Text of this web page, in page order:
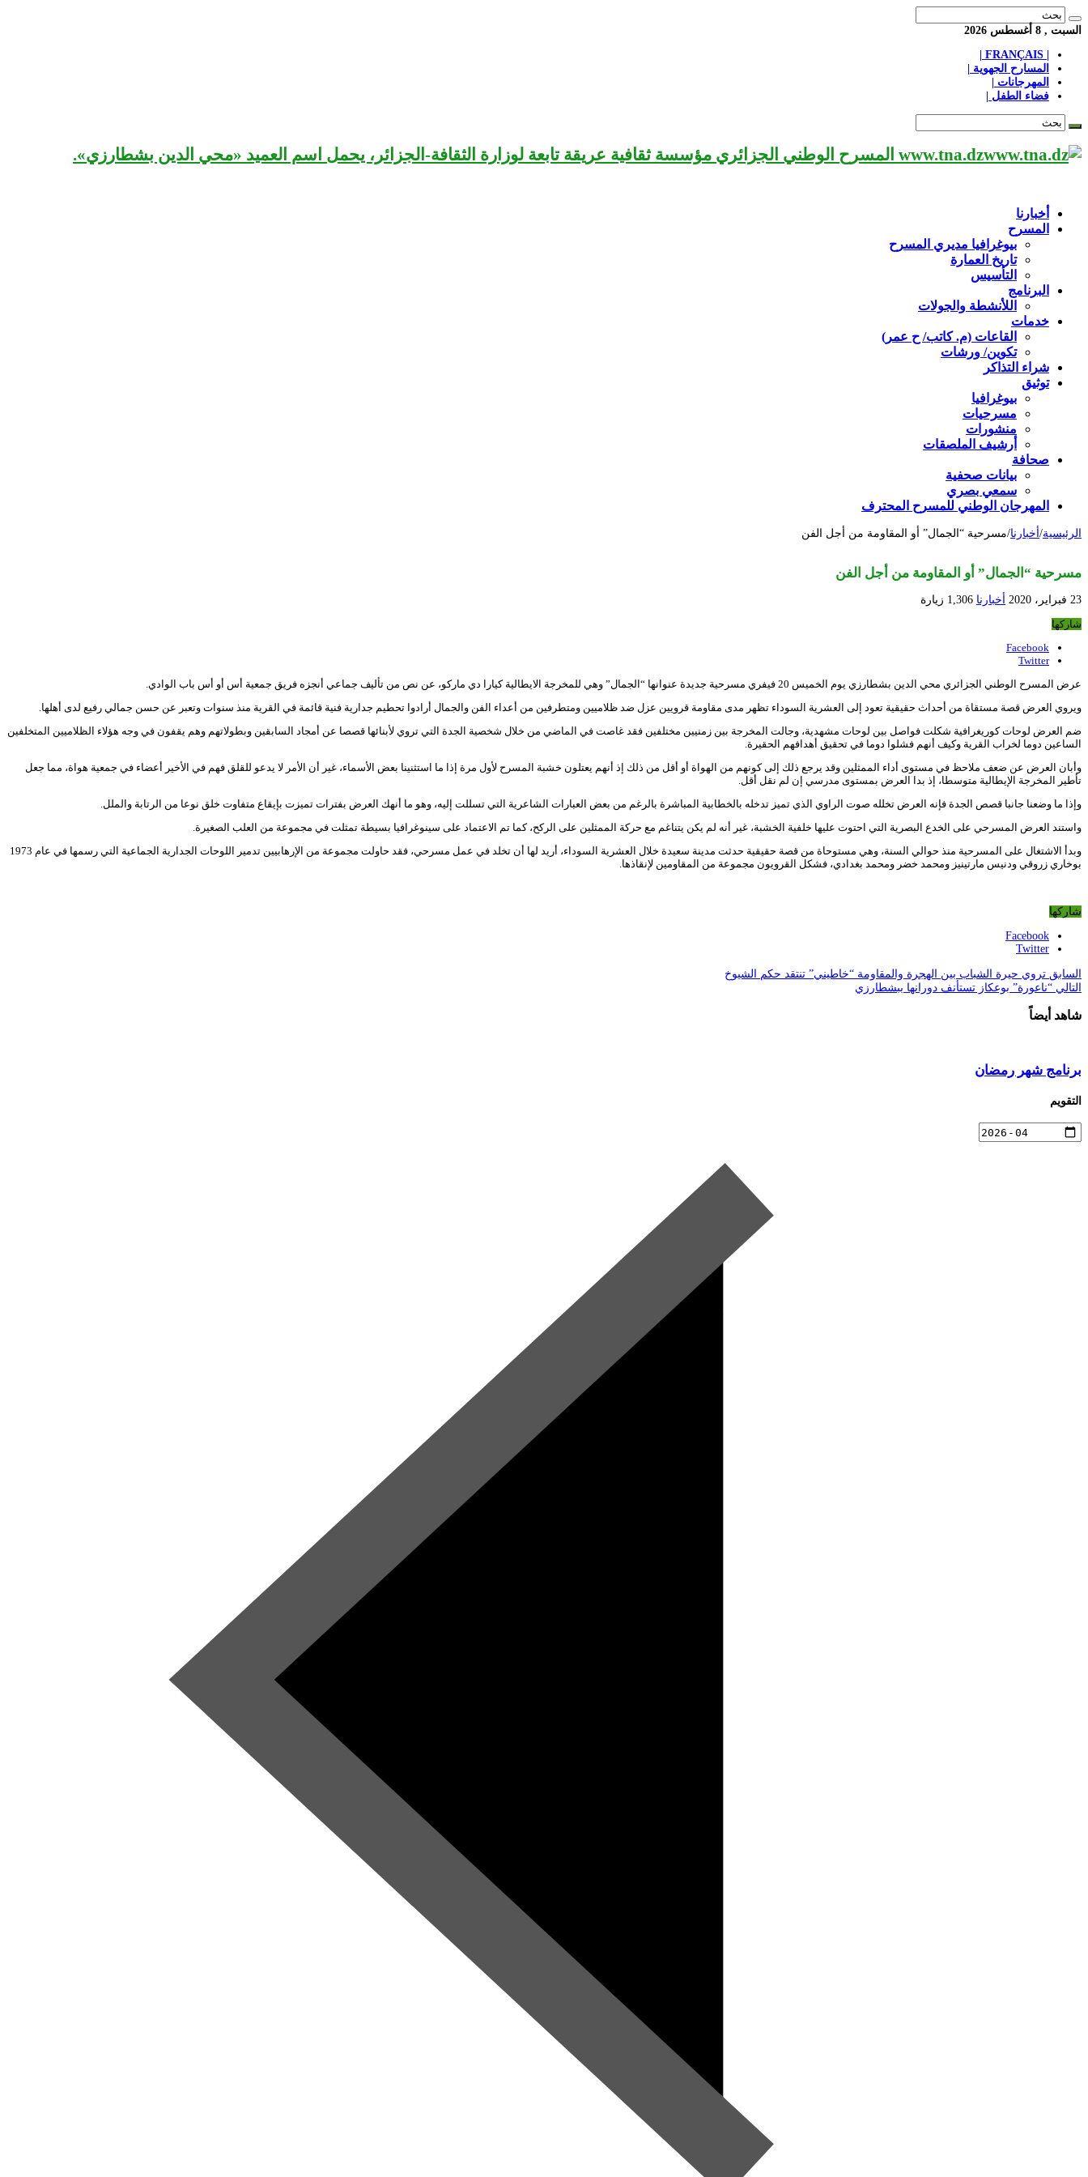
السبت , 8 أغسطس 2026
المسارح الجهوية |
المهرجانات |
فضاء الطفل |
www.tna.dz المسرح الوطني الجزائري مؤسسة ثقافية عريقة تابعة لوزارة الثقافة-الجزائر، يحمل اسم العميد «محي الدين بشطارزي».
أخبارنا
المسرح
بيوغرافيا مديري المسرح
تاريخ العمارة
التأسيس
البرنامج
اللأنشطة والجولات
خدمات
القاعات (م. كاتب/ ح عمر)
تكوين/ ورشات
شراء التذاكر
توثيق
بيوغرافيا
مسرحيات
منشورات
أرشيف الملصقات
صحافة
بيانات صحفية
سمعي بصري
المهرجان الوطني للمسرح المحترف
الرئيسية/ أخبارنا/مسرحية “الجمال” أو المقاومة من أجل الفن
مسرحية “الجمال” أو المقاومة من أجل الفن
23 فبراير، 2020 أخبارنا 1,306 زيارة
شاركها
Facebook
Twitter
عرض المسرح الوطني الجزائري محي الدين بشطارزي يوم الخميس 20 فيفري مسرحية جديدة عنوانها “الجمال” وهي للمخرجة الايطالية كيارا دي ماركو، عن نص من تأليف جماعي أنجزه فريق جمعية أس أو أس باب الوادي.
ويروي العرض قصة مستقاة من أحداث حقيقية تعود إلى العشرية السوداء تظهر مدى مقاومة قرويين عزل ضد ظلاميين ومتطرفين من أعداء الفن والجمال أرادوا تحطيم جدارية فنية قائمة في القرية منذ سنوات وتعبر عن حسن جمالي رفيع لدى أهلها.
ضم العرض لوحات كوريغرافية شكلت فواصل بين لوحات مشهدية، وجالت المخرجة بين زمنيين مختلفين فقد غاصت في الماضي من خلال شخصية الجدة التي تروي لأبنائها قصصا عن أمجاد السابقين وبطولاتهم وهم يقفون في وجه هؤلاء الظلاميين المتخلفين
الساعين دوما لخراب القرية وكيف أنهم فشلوا دوما في تحقيق أهدافهم الحقيرة.
وأبان العرض عن ضعف ملاحظ في مستوى أداء الممثلين وقد يرجع ذلك إلى كونهم من الهواة أو أقل من ذلك إذ أنهم يعتلون خشبة المسرح لأول مرة إذا ما استثنينا بعض الأسماء، غير أن الأمر لا يدعو للقلق فهم في الأخير أعضاء في جمعية هواة، مما جعل
تأطير المخرجة الإيطالية متوسطا، إذ بدا العرض بمستوى مدرسي إن لم نقل أقل.
وإذا ما وضعنا جانبا قصص الجدة فإنه العرض تخلله صوت الراوي الذي تميز تدخله بالخطابية المباشرة بالرغم من بعض العبارات الشاعرية التي تسللت إليه، وهو ما أنهك العرض بفترات تميزت بإيقاع متفاوت خلق نوعا من الرتابة والملل.
واستند العرض المسرحي على الخدع البصرية التي احتوت عليها خلفية الخشبة، غير أنه لم يكن يتناغم مع حركة الممثلين على الركح، كما تم الاعتماد على سينوغرافيا بسيطة تمثلت في مجموعة من العلب الصغيرة.
وبدأ الاشتغال على المسرحية منذ حوالي السنة، وهي مستوحاة من قصة حقيقية حدثت مدينة سعيدة خلال العشرية السوداء، أريد لها أن تخلد في عمل مسرحي، فقد حاولت مجموعة من الإرهابيين تدمير اللوحات الجدارية الجماعية التي رسمها في عام 1973
بوخاري زروقي ودنيس مارتينيز ومحمد خضر ومحمد بغدادي، فشكل القرويون مجموعة من المقاومين لإنقاذها.
شاركها
Facebook
Twitter
السابق تروي حيرة الشباب بين الهجرة والمقاومة “خاطيني” تنتقد حكم الشيوخ
التالي “ناعورة” بوعكاز تستأنف دورانها ببشطارزي
شاهد أيضاً
برنامج شهر رمضان
التقويم